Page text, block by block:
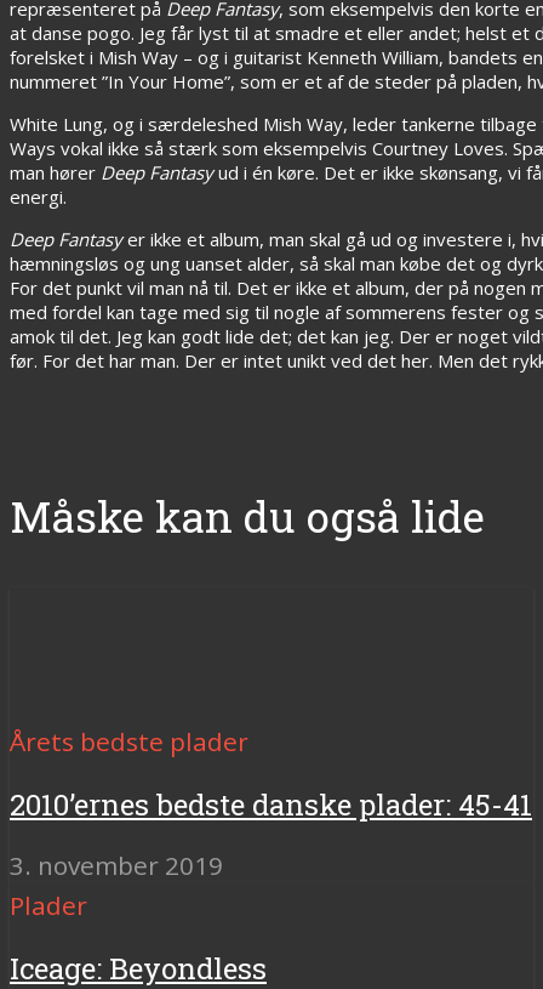
repræsenteret på Deep Fantasy, som eksempelvis den korte
at danse pogo. Jeg får lyst til at smadre et eller andet; helst
forelsket i Mish Way – og i guitarist Kenneth William, bandets
nummeret ”In Your Home”, som er et af de steder på pladen,
White Lung, og i særdeleshed Mish Way, leder tankerne
Ways vokal ikke så stærk som eksempelvis Courtney Loves.
man hører Deep Fantasyud i én køre. Det er ikke skønsang, vi
energi.
Deep Fantasyer ikke et album, man skal gå ud og investere i,
hæmningsløs og ung uanset alder, så skal man købe det og
For det punkt vil man nå til. Det er ikke et album, der på
med fordel kan tage med sig til nogle af sommerens fester
amok til det. Jeg kan godt lide det; det kan jeg. Der er noget
før. For det har man. Der er intet unikt ved det her. Men det
Måske kan du også lide
Årets bedste plader
2010’ernes bedste danske plader: 45-41
3. november 2019
Plader
Iceage: Beyondless